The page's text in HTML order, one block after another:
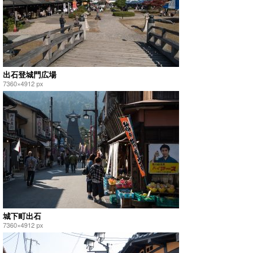
出石登城門広場
7360×4912 px
城下町出石
7360×4912 px